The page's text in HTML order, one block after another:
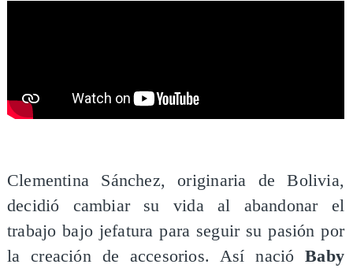
​Clementina Sánchez, originaria de Bolivia,
decidió cambiar su vida al abandonar el
trabajo bajo jefatura para seguir su pasión por
la creación de accesorios. Así nacióBaby